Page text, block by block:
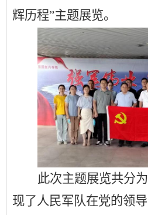
辉历程”主题展览。
此次主题展览共分为
现了人民军队在党的领